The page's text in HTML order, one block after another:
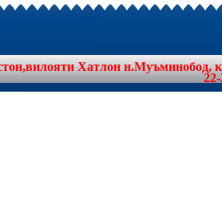
Хатлон н.Муъминобод,